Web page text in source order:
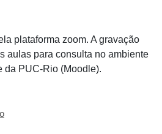
plataforma zoom. A gravação
aulas para consulta no ambiente
da PUC-Rio (Moodle).